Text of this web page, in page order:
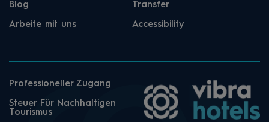
Blog Transfer
Arbeite mit uns Accessibility
Professioneller Zugang
Steuer Für Nachhaltigen
Tourismus